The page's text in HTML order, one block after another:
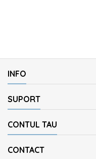
INFO
SUPORT
CONTUL TAU
CONTACT